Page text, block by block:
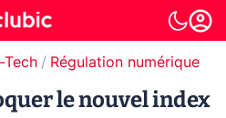
Tech Régulation numérique
le nouvel index